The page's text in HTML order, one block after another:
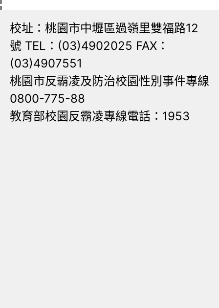
校址：桃園市中壢區過嶺里雙福路12
號 TEL：(03)4902025 FAX：
(03)4907551
桃園市反霸凌及防治校園性別事件專線
0800-775-88
教育部校園反霸凌專線電話：1953